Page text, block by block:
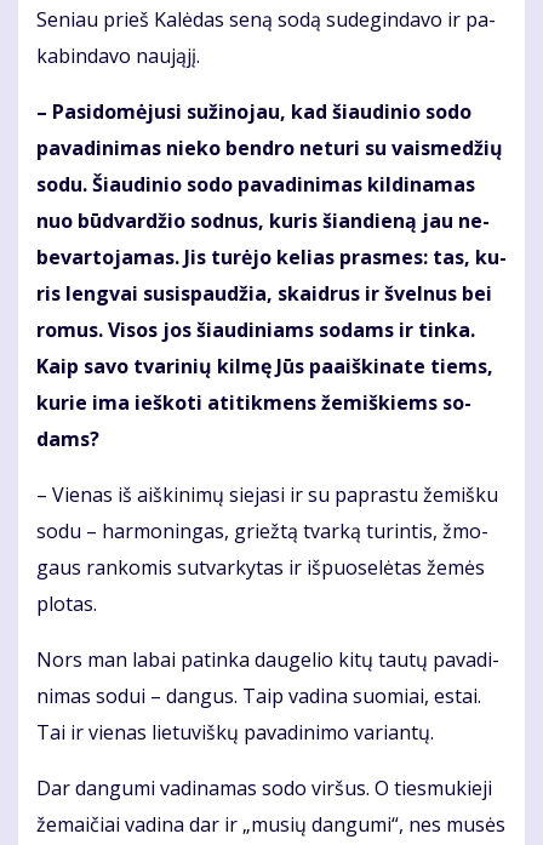
Se­niau prieš Ka­lė­das se­ną so­dą su­de­gin­da­vo ir pa­
ka­bin­da­vo nau­ją­jį.
– Pa­si­do­mė­ju­si su­ži­no­jau, kad šiau­di­nio so­do
pa­va­di­ni­mas nie­ko ben­dro ne­tu­ri su vais­me­džių
so­du. Šiau­di­nio so­do pa­va­di­ni­mas kil­di­na­mas
nuo būd­var­džio sod­nus, ku­ris šian­die­ną jau ne­
be­var­to­ja­mas. Jis tu­rė­jo ke­lias pras­mes: tas, ku­
ris leng­vai su­si­spau­džia, skaid­rus ir švel­nus bei
ro­mus. Vi­sos jos šiau­di­niams so­dams ir tin­ka.
Kaip sa­vo tva­ri­nių kil­mę Jūs pa­aiš­ki­na­te tiems,
ku­rie ima ieš­ko­ti ati­tik­mens že­miš­kiems so­
dams?
– Vie­nas iš aiš­ki­ni­mų sie­ja­si ir su pa­pras­tu že­miš­ku
so­du – har­mo­nin­gas, griež­tą tvar­ką tu­rin­tis, žmo­
gaus ran­ko­mis su­tvar­ky­tas ir iš­puo­se­lė­tas že­mės
plo­tas.
Nors man la­bai pa­tin­ka dau­ge­lio ki­tų tau­tų pa­va­di­
ni­mas so­dui – dan­gus. Taip va­di­na suo­miai, es­tai.
Tai ir vie­nas lie­tu­viš­kų pa­va­di­ni­mo va­rian­tų.
Dar dan­gu­mi va­di­na­mas so­do vir­šus. O ties­mu­kie­ji
že­mai­čiai va­di­na dar ir „mu­sių dan­gu­mi“, nes mu­sės